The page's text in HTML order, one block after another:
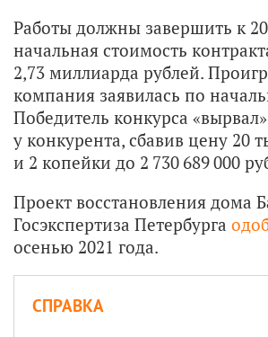
Работы должны завершить к
начальная стоимость
2,73 миллиарда рублей.
компания заявилась по
Победитель конкурса
у конкурента, сбавив цену 20
и 2 копейки до 2 730 689 000
Проект восстановления дома
Госэкспертиза Петербурга
осенью 2021 года.
СПРАВКА